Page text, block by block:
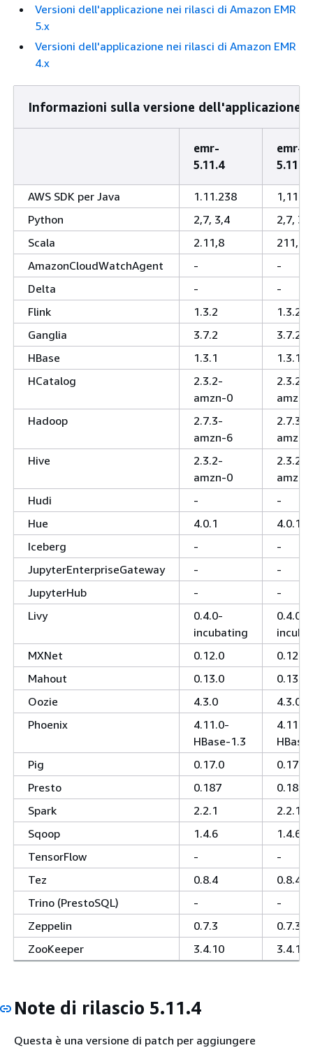
Versioni dell'applicazione nei rilasci di Amazon EMR
5.x
Versioni dell'applicazione nei rilasci di Amazon EMR
4.x
Informazioni sulla versione dell'applicazione
emr-
5.11.4
emr-
5.11.3
AWS SDK per Java 1.11.238
Python
2,7, 3,4
2,7, 3,4
Scala
2.11,8
211,8
AmazonCloudWatchAgent
-
-
Delta
-
-
Flink
1.3.2
1.3.2
Ganglia
3.7.2
3.7.2
HBase
1.3.1
1.3.1
HCatalog
2.3.2-
amzn-0
2.3.2-
amzn-
Hadoop
2.7.3-
amzn-6
2.7.3-
amzn-
Hive
2.3.2-
amzn-0
2.3.2-
amzn-
Hudi
-
-
Hue
4.0.1
4.0.1
Iceberg
-
-
JupyterEnterpriseGateway
-
-
JupyterHub
-
-
Livy
0.4.0-
incubating
0.4.0-
MXNet
0.12.0
0.12.0
Mahout
0.13.0
0.13.0
Oozie
4.3.0
4.3.0
Phoenix
4.11.0-
HBase-1.3
4.11.0-
Pig
0.17.0
0.17.0
Presto
0.187
0.187
Spark
2.2.1
2.2.1
Sqoop
1.4.6
1.4.6
TensorFlow
-
-
Tez
0.8.4
0.8.4
Trino (PrestoSQL)
-
-
Zeppelin
0.7.3
0.7.3
ZooKeeper
3.4.10 3.4.10
Note di rilascio 5.11.4
Questa è una versione di patch per aggiungere